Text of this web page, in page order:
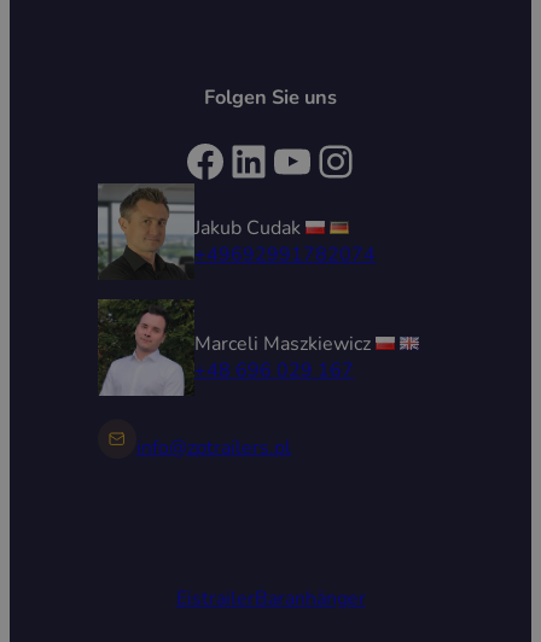
Folgen Sie uns
Facebook LinkedIn YouTube Instagram
Jakub Cudak
+49692991782074
Marceli Maszkiewicz
+48 696 029 167
info@zptrailers.pl
EistrailerBaranhänger